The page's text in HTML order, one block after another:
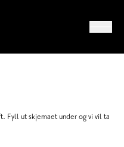
Fyll ut skjemaet under og vi vil ta